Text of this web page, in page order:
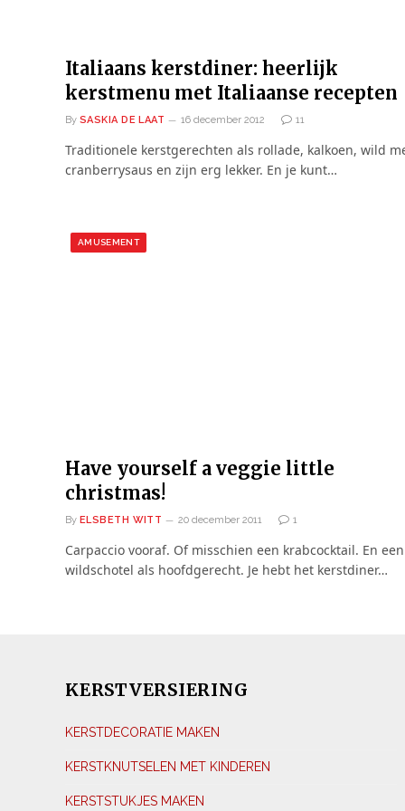
Italiaans kerstdiner: heerlijk
kerstmenu met Italiaanse recepten
By SASKIA DE LAAT 16 december 2012 11
Traditionele kerstgerechten als rollade, kalkoen, wild
cranberrysaus en zijn erg lekker. En je kunt…
AMUSEMENT
Have yourself a veggie little
christmas!
By ELSBETH WITT 20 december 2011 1
Carpaccio vooraf. Of misschien een krabcocktail. En een
wildschotel als hoofdgerecht. Je hebt het kerstdiner…
KERSTVERSIERING
KERSTDECORATIE MAKEN
KERSTKNUTSELEN MET KINDEREN
KERSTSTUKJES MAKEN